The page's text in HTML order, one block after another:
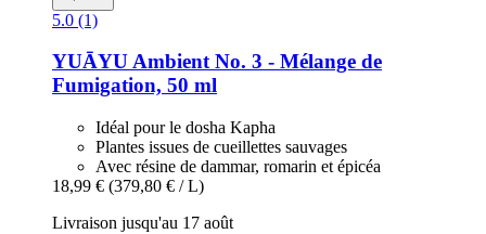
5.0 (1)
YUĀYUAmbient No. 3 -​ Mélange de
Fumigation, 50 ml
Idéal pour le dosha Kapha
Plantes issues de cueillettes sauvages
Avec résine de dammar, romarin et épicéa
18,99 € (379,80 € / L)
Livraison jusqu'au 17 août